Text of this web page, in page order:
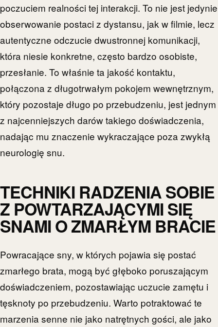
poczuciem realności tej interakcji. To nie jest jedynie
obserwowanie postaci z dystansu, jak w filmie, lecz
autentyczne odczucie dwustronnej komunikacji,
która niesie konkretne, często bardzo osobiste,
przesłanie. To właśnie ta jakość kontaktu,
połączona z długotrwałym pokojem wewnętrznym,
który pozostaje długo po przebudzeniu, jest jednym
z najcenniejszych darów takiego doświadczenia,
nadając mu znaczenie wykraczające poza zwykłą
neurologię snu.
TECHNIKI RADZENIA SOBIE
Z POWTARZAJĄCYMI SIĘ
SNAMI O ZMARŁYM BRACIE
Powracające sny, w których pojawia się postać
zmarłego brata, mogą być głęboko poruszającym
doświadczeniem, pozostawiając uczucie zamętu i
tęsknoty po przebudzeniu. Warto potraktować te
marzenia senne nie jako natrętnych gości, ale jako